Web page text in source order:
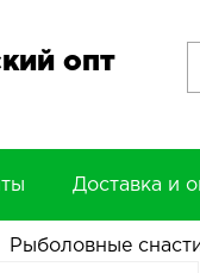
опт
Доставка и
Рыболовные